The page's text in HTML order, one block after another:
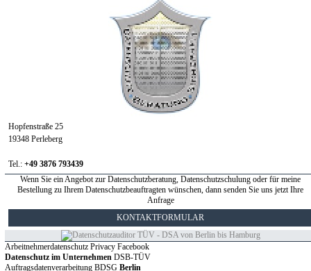
Hopfenstraße 25
19348 Perleberg
Tel.: +49 3876 793439
Wenn Sie ein Angebot zur Datenschutzberatung, Datenschutzschulung oder für meine
Bestellung zu Ihrem Datenschutzbeauftragten wünschen, dann senden Sie uns jetzt Ihre
Anfrage
KONTAKTFORMULAR
Arbeitnehmerdatenschutz Privacy Facebook
Datenschutz im Unternehmen DSB-TÜV
Auftragsdatenverarbeitung BDSG Berlin